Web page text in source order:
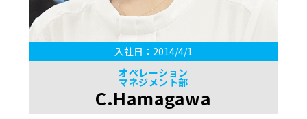
入社日：2014/4/1
オペレーション
マネジメント部
C.Hamagawa